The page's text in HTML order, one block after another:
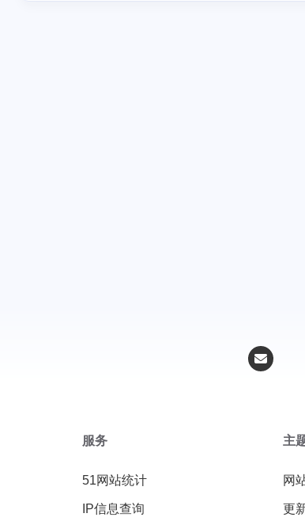
服务
51网站统计
IP信息查询
主
网
更